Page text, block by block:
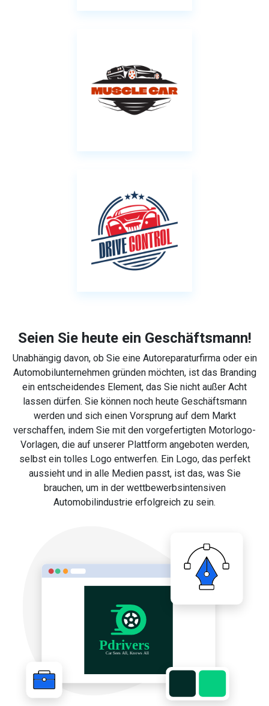
Seien Sie heute ein Geschäftsmann!
Unabhängig davon, ob Sie eine Autoreparaturfirma oder ein
Automobilunternehmen gründen möchten, ist das Branding
ein entscheidendes Element, das Sie nicht außer Acht
lassen dürfen. Sie können noch heute Geschäftsmann
werden und sich einen Vorsprung auf dem Markt
verschaffen, indem Sie mit den vorgefertigten Motorlogo-
Vorlagen, die auf unserer Plattform angeboten werden,
selbst ein tolles Logo entwerfen. Ein Logo, das perfekt
aussieht und in alle Medien passt, ist das, was Sie
brauchen, um in der wettbewerbsintensiven
Automobilindustrie erfolgreich zu sein.